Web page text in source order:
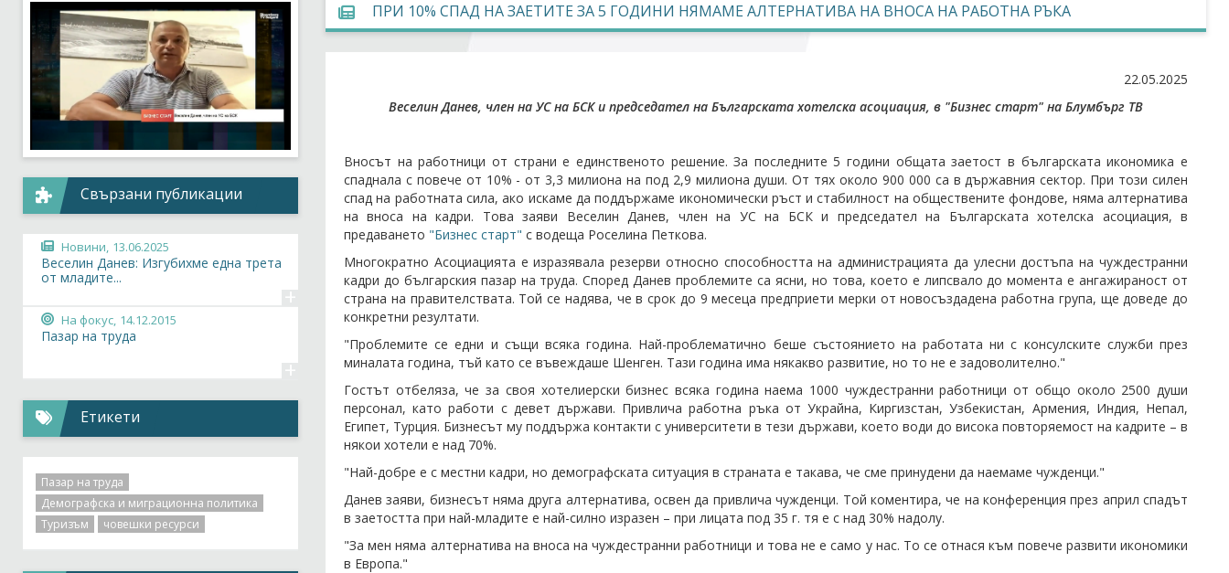
ПРИ 10% СПАД НА ЗАЕТИТЕ ЗА 5 ГОДИНИ НЯМАМЕ АЛТЕРНАТИВА НА ВНОСА НА РАБОТНА РЪКА
22.05.2025
Веселин Данев, член на УС на БСКи председател на Българската хотелска асоциация, в "Бизнес старт" на Блумбърг ТВ
Вносът на работници от страни е единственото решение. За последните 5 години общата заетост в българската икономика е
спаднала с повече от 10% - от 3,3 милиона на под 2,9 милиона души. От тях около 900 000 са в държавния сектор. При този силен
спад на работната сила, ако искаме да поддържаме икономически ръст и стабилност на обществените фондове, няма алтернатива
на вноса на кадри. Това заяви Веселин Данев, член на УС на БСКи председател на Българската хотелска асоциация, в
предаването "Бизнес старт" с водеща Роселина Петкова.
Многократно Асоциацията е изразявала резерви относно способността на администрацията да улесни достъпа на чуждестранни
кадри до българския пазар на труда. Според Данев проблемите са ясни, но това, което е липсвало до момента е ангажираност от
страна на правителствата. Той се надява, че в срок до 9 месеца предприети мерки от новосъздадена работна група, ще доведе до
конкретни резултати.
"Проблемите се едни и същи всяка година. Най-проблематично беше състоянието на работата ни с консулските служби през
миналата година, тъй като се въвеждаше Шенген. Тази година има някакво развитие, но то не е задоволително."
Гостът отбеляза, че за своя хотелиерски бизнес всяка година наема 1000 чуждестранни работници от общо около 2500 души
персонал, като работи с девет държави. Привлича работна ръка от Украйна, Киргизстан, Узбекистан, Армения, Индия, Непал,
Египет, Турция. Бизнесът му поддържа контакти с университети в тези държави, което води до висока повторяемост на кадрите – в
някои хотели е над 70%.
"Най-добре е с местни кадри, но демографската ситуация в страната е такава, че сме принудени да наемаме чужденци."
Данев заяви, бизнесът няма друга алтернатива, освен да привлича чужденци. Той коментира, че на конференция през април спадът
в заетостта при най-младите е най-силно изразен – при лицата под 35 г. тя е с над 30% надолу.
"За мен няма алтернатива на вноса на чуждестранни работници и това не е само у нас. То се отнася към повече развити икономики
в Европа."
Свързани публикации
Новини, 13.06.2025
Веселин Данев: Изгубихме една трета
от младите...
+
На фокус, 14.12.2015
Пазар на труда
+
Етикети
Пазар на труда
Демографска и миграционна политика
Туризъм
човешки ресурси